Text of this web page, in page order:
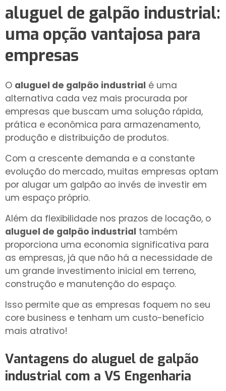
aluguel de galpão industrial:
uma opção vantajosa para
empresas
O aluguel de galpão industrial é uma
alternativa cada vez mais procurada por
empresas que buscam uma solução rápida,
prática e econômica para armazenamento,
produção e distribuição de produtos.
Com a crescente demanda e a constante
evolução do mercado, muitas empresas optam
por alugar um galpão ao invés de investir em
um espaço próprio.
Além da flexibilidade nos prazos de locação, o
aluguel de galpão industrial também
proporciona uma economia significativa para
as empresas, já que não há a necessidade de
um grande investimento inicial em terreno,
construção e manutenção do espaço.
Isso permite que as empresas foquem no seu
core business e tenham um custo-benefício
mais atrativo!
Vantagens do aluguel de galpão
industrial com a VS Engenharia